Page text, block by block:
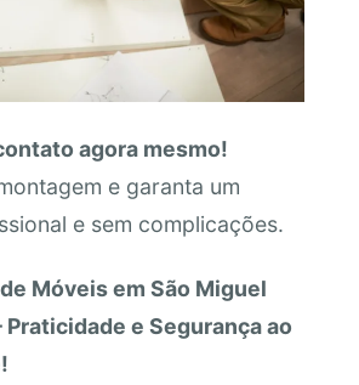
agora mesmo!
e garanta um
e sem complicações.
Móveis em São Miguel
Praticidade e Segurança ao